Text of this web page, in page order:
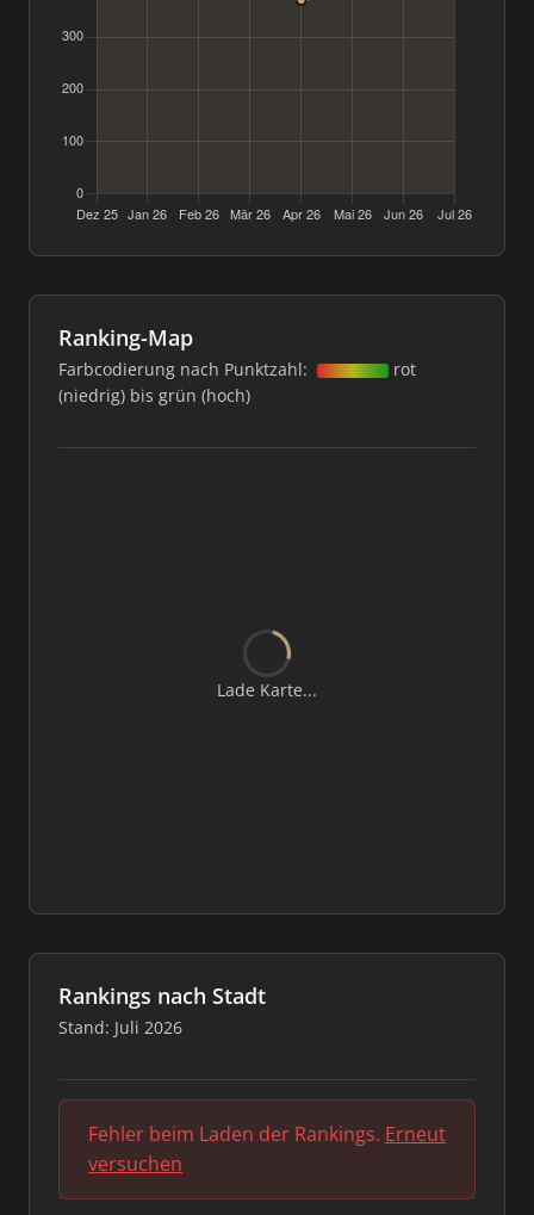
Ranking-Map
Farbcodierung nach Punktzahl:
rot
(niedrig) bis grün (hoch)
Lade Karte...
Rankings nach Stadt
Stand: Juli 2026
Fehler beim Laden der Rankings. Erneut
versuchen